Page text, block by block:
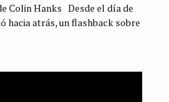
Colin Hanks Desde el día de
hacia atrás, un flashback sobre